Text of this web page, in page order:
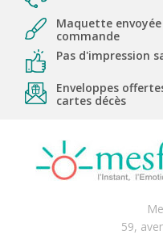
Maquette
commande
Pas d'impression
Enveloppes
cartes décès
59,